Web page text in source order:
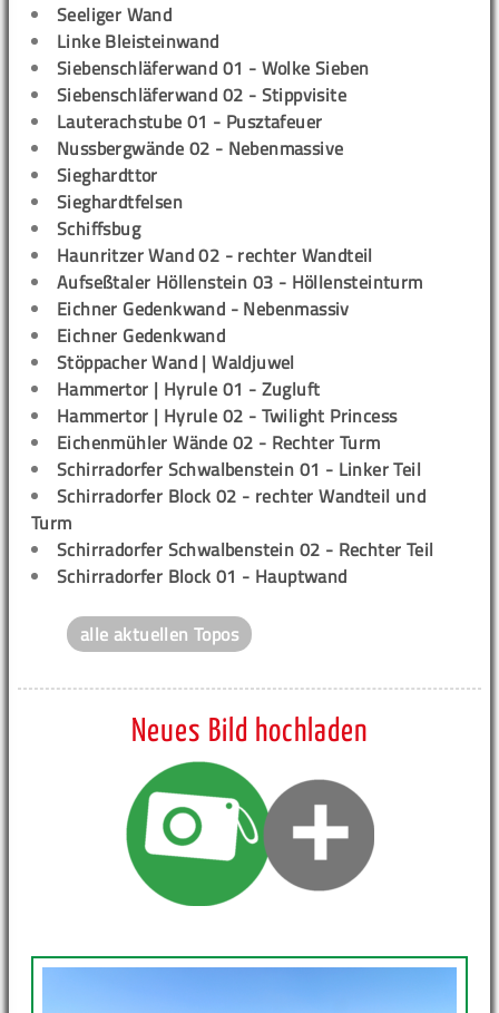
Seeliger Wand
Linke Bleisteinwand
Siebenschläferwand 01 - Wolke Sieben
Siebenschläferwand 02 - Stippvisite
Lauterachstube 01 - Pusztafeuer
Nussbergwände 02 - Nebenmassive
Sieghardttor
Sieghardtfelsen
Schiffsbug
Haunritzer Wand 02 - rechter Wandteil
Aufseßtaler Höllenstein 03 - Höllensteinturm
Eichner Gedenkwand - Nebenmassiv
Eichner Gedenkwand
Stöppacher Wand | Waldjuwel
Hammertor | Hyrule 01 - Zugluft
Hammertor | Hyrule 02 - Twilight Princess
Eichenmühler Wände 02 - Rechter Turm
Schirradorfer Schwalbenstein 01 - Linker Teil
Schirradorfer Block 02 - rechter Wandteil und
Turm
Schirradorfer Schwalbenstein 02 - Rechter Teil
Schirradorfer Block 01 - Hauptwand
alle aktuellen Topos
Neues Bild hochladen